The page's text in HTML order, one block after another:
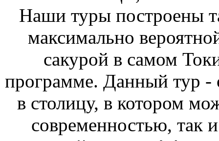
Наши туры построены
максимально
сакурой в самом
программе. Данный тур -
в столицу, в котором
современностью, так